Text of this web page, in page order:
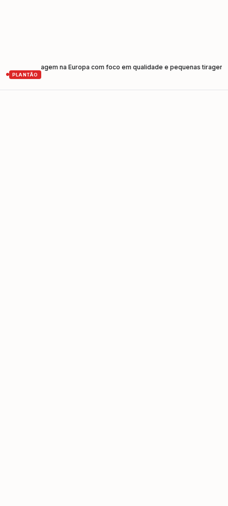
PLANTÃO
na Europa com foco em qualidade e pequenas tiragens